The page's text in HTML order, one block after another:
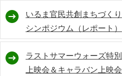
いるま官民共創まちづくり
シンポジウム（レポート）
ラストサマーウォーズ特別
上映会＆キャラバン上映会